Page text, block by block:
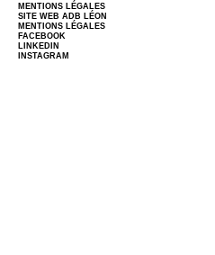
MENTIONS LÉGALES
SITE WEBADB LÉON
MENTIONS LÉGALES
FACEBOOK
LINKEDIN
INSTAGRAM